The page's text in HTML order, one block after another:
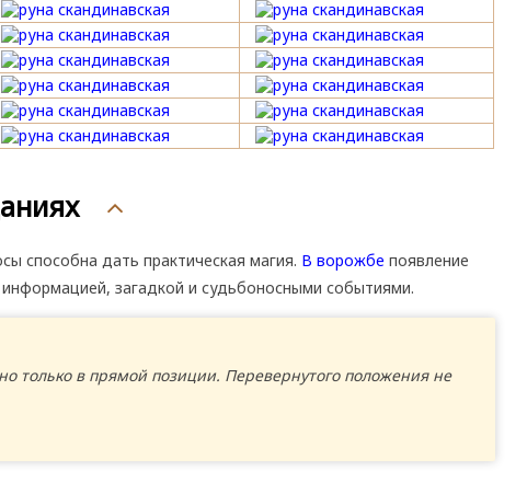
способна дать практическая магия. В ворожбе появление
загадкой и судьбоносными событиями.
только в прямой позиции. Перевернутого положения не